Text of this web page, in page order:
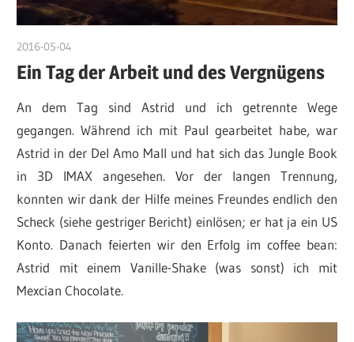
2016-05-04
Ein Tag der Arbeit und des Vergnügens
An dem Tag sind Astrid und ich getrennte Wege
gegangen. Während ich mit Paul gearbeitet habe, war
Astrid in der Del Amo Mall und hat sich das Jungle Book
in 3D IMAX angesehen. Vor der langen Trennung,
konnten wir dank der Hilfe meines Freundes endlich den
Scheck (siehe gestriger Bericht) einlösen; er hat ja ein US
Konto. Danach feierten wir den Erfolg im coffee bean:
Astrid mit einem Vanille-Shake (was sonst) ich mit
Mexcian Chocolate.